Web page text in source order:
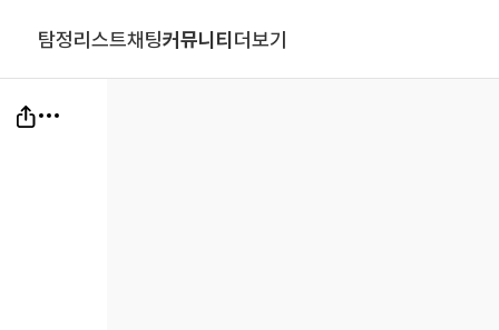
탐정리스트채팅커뮤니티더보기